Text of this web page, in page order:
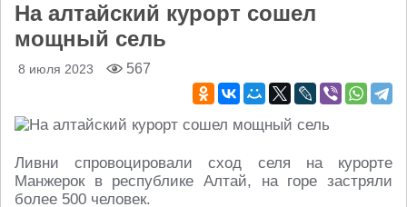
На алтайский курорт сошел
мощный сель
8 июля 2023 567
Ливни спровоцировали сход селя на курорте
Манжерок в республике Алтай, на горе застряли
более 500 человек.